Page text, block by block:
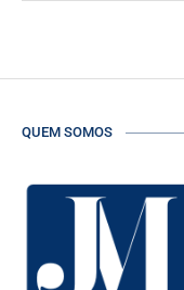
QUEM SOMOS